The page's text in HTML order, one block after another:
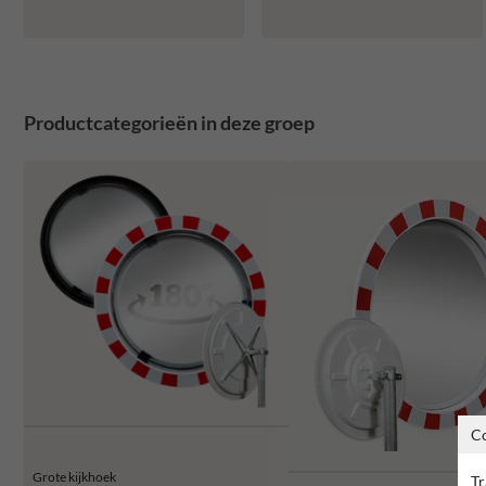
Productcategorieën in deze groep
Grote kijkhoek